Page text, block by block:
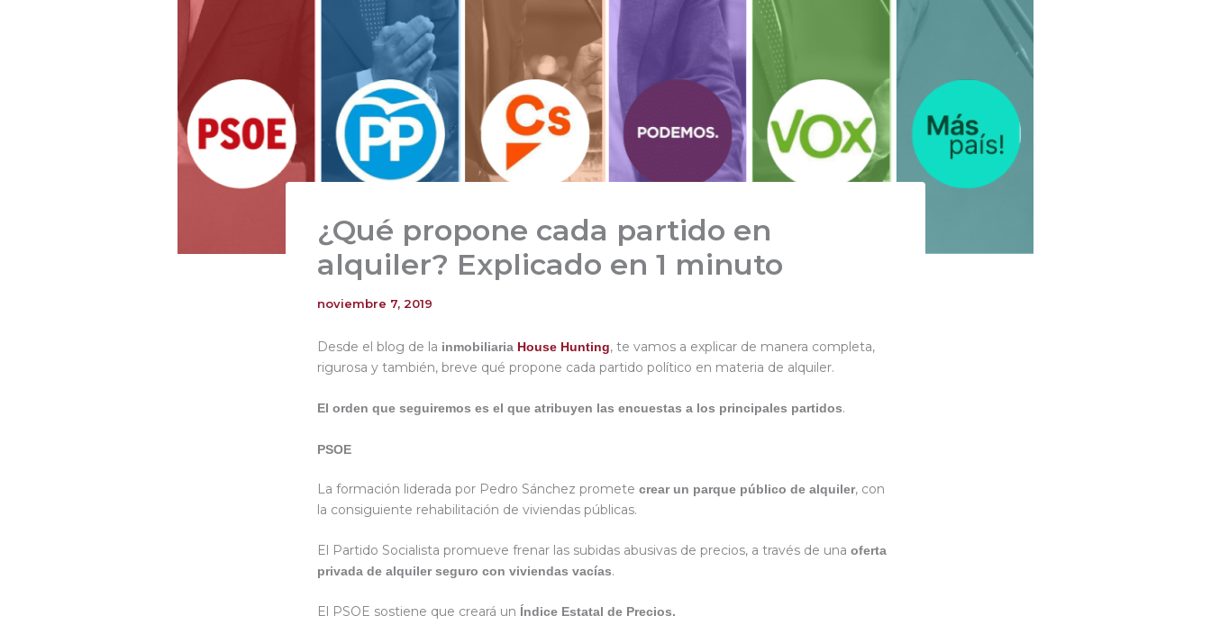
¿Qué propone cada partido en
alquiler? Explicado en 1 minuto
noviembre 7, 2019
Desde el blog de la inmobiliaria House Hunting, te vamos a explicar de manera completa,
rigurosa y también, breve qué propone cada partido político en materia de alquiler.
El orden que seguiremos es el que atribuyen las encuestas a los principales partidos.
PSOE
La formación liderada por Pedro Sánchez promete crear un parque público de alquiler, con
la consiguiente rehabilitación de viviendas públicas.
El Partido Socialista promueve frenar las subidas abusivas de precios, a través de una oferta
privada de alquiler seguro con viviendas vacías.
El PSOE sostiene que creará un Índice Estatal de Precios.